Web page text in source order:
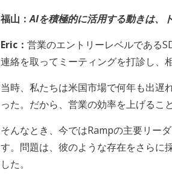
福山：AIを積極的に活用する動きは、
Eric： 営業のエントリーレベルである
連絡を取ってミーティングを打診し、
当時、私たちは米国市場で何年も出遅
った。だから、営業の効率を上げるこ
そんなとき、今ではRampの主要リー
す。問題は、彼のような存在をさらに
した。